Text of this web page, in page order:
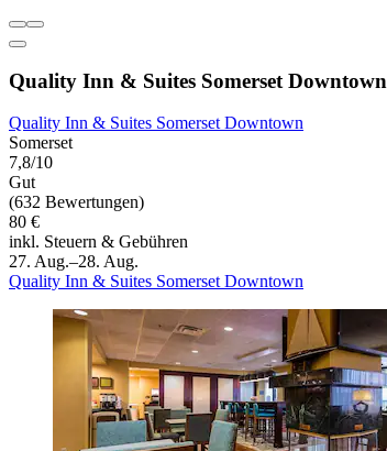
Quality Inn & Suites Somerset Downtown
Quality Inn & Suites Somerset Downtown
Somerset
7,8/10
Gut
(632 Bewertungen)
80 €
inkl. Steuern & Gebühren
27. Aug.–28. Aug.
Quality Inn & Suites Somerset Downtown